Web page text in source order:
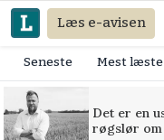
Læs e-avisen
Seneste Mest læste
Det er en
røgslør